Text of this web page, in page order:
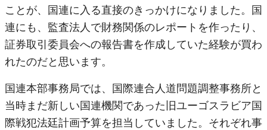
ことが、国連に入る直接のきっかけになりました。国
連にも、監査法人で財務関係のレポートを作ったり、
証券取引委員会への報告書を作成していた経験が買わ
れたのだと思います。
国連本部事務局では、国際連合人道問題調整事務所と
当時まだ新しい国連機関であった旧ユーゴスラビア国
際戦犯法廷計画予算を担当していました。それぞれ事